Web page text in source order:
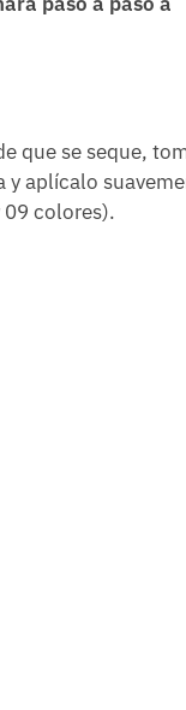
que se seque,
y aplícalo
colores).